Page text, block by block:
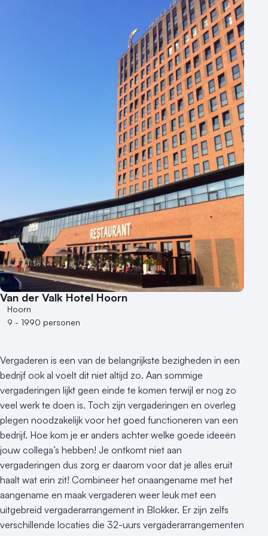
Van der Valk Hotel Hoorn
Hoorn
9 - 1990 personen
Vergaderen is een van de belangrijkste bezigheden in een
bedrijf ook al voelt dit niet altijd zo. Aan sommige
vergaderingen lijkt geen einde te komen terwijl er nog zo
veel werk te doen is. Toch zijn vergaderingen en overleg
plegen noodzakelijk voor het goed functioneren van een
bedrijf. Hoe kom je er anders achter welke goede ideeën
jouw collega’s hebben! Je ontkomt niet aan
vergaderingen dus zorg er daarom voor dat je alles eruit
haalt wat erin zit! Combineer het onaangename met het
aangename en maak vergaderen weer leuk met een
uitgebreid vergaderarrangement in Blokker. Er zijn zelfs
verschillende locaties die 32-uurs vergaderarrangementen